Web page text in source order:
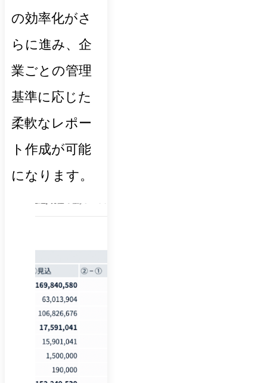
の効率化がさ
らに進み、企
業ごとの管理
基準に応じた
柔軟なレポー
ト作成が可能
になります。